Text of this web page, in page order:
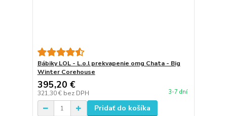
Bábiky LOL - L.o.l prekvapenie omg Chata - Big
Winter Corehouse
395,20 €
321,30 € bez DPH 3-7 dní
Pridať do košíka